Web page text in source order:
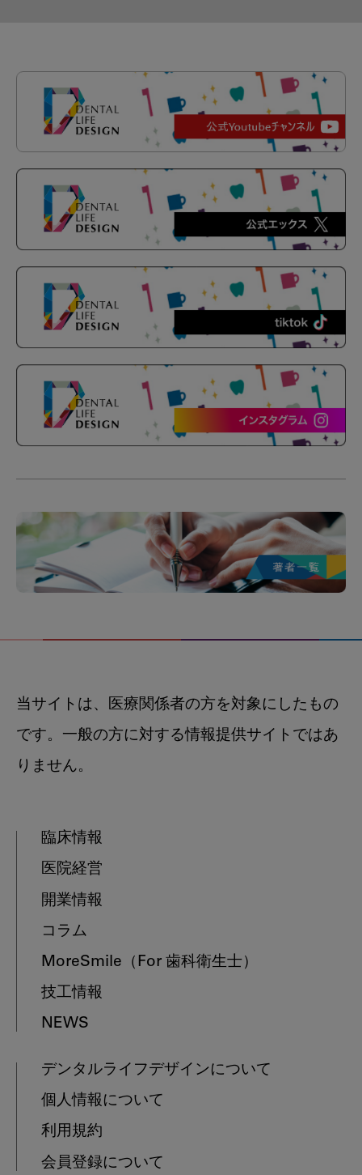
当サイトは、医療関係者の方を対象にしたもの
です。一般の方に対する情報提供サイトではあ
りません。
臨床情報
医院経営
開業情報
コラム
MoreSmile （For 歯科衛生士）
技工情報
NEWS
デンタルライフデザインについて
個人情報について
利用規約
会員登録について